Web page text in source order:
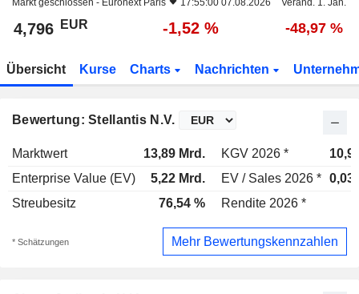
Markt geschlossen - Euronext Paris 17:55:00 07.08.2026 Veränd. 1. Jan.
4,796 EUR -1,52 % -48,97 %
Übersicht Kurse Charts Nachrichten
Bewertung: Stellantis N.V.
Marktwert 13,89 Mrd. KGV 2026 *
Enterprise Value (EV)
5,22 Mrd. EV / Sales 2026 *
Streubesitz
76,54 % Rendite 2026 *
* Schätzungen Mehr Bewertungskennzahlen